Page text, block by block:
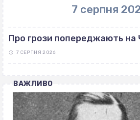
7 серпня
Про грози попереджають на
7 СЕРПНЯ 2026
ВАЖЛИВО